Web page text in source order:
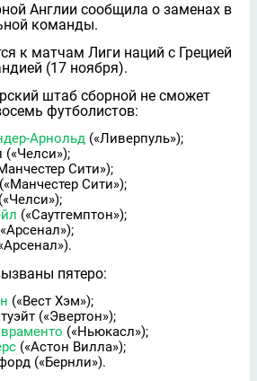
Англии сообщила о заменах в
команды.
к матчам Лиги наций с Грецией
(17 ноября).
штаб сборной не сможет
футболистов:
Арнольд («Ливерпуль»);
Сити»);
(«Манчестер Сити»);
(«Челси»);
(«Саутгемптон»);
пятеро:
(«Вест Хэм»);
(«Эвертон»);
(«Ньюкасл»);
(«Астон Вилла»);
(«Бернли»).